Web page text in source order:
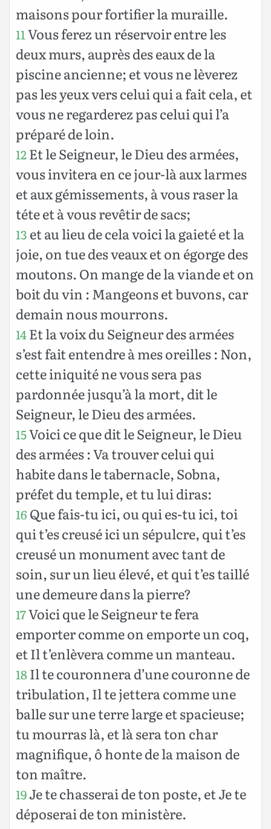
maisons pour fortifier la muraille.
11 Vous ferez un réservoir entre les
deux murs, auprès des eaux de la
piscine ancienne; et vous ne lèverez
pas les yeux vers celui qui a fait cela, et
vous ne regarderez pas celui qui l’a
préparé de loin.
12Et le Seigneur, le Dieu des armées,
vous invitera en ce jour-là aux larmes
et aux gémissements, à vous raser la
téte et à vous revêtir de sacs;
13 et au lieu de cela voici la gaieté et la
joie, on tue des veaux et on égorge des
moutons. On mange de la viande et on
boit du vin : Mangeons et buvons, car
demain nous mourrons.
14Et la voix du Seigneur des armées
s’est fait entendre à mes oreilles : Non,
cette iniquité ne vous sera pas
pardonnée jusqu’à la mort, dit le
Seigneur, le Dieu des armées.
15Voici ce que dit le Seigneur, le Dieu
des armées : Va trouver celui qui
habite dans le tabernacle, Sobna,
préfet du temple, et tu lui diras:
16 Que fais-tu ici, ou qui es-tu ici, toi
qui t’es creusé ici un sépulcre, qui t’es
creusé un monument avec tant de
soin, sur un lieu élevé, et qui t’es taillé
une demeure dans la pierre?
17Voici que le Seigneur te fera
emporter comme on emporte un coq,
et Il t’enlèvera comme un manteau.
18Il te couronnera d’une couronne de
tribulation, Il te jettera comme une
balle sur une terre large et spacieuse;
tu mourras là, et là sera ton char
magnifique, ô honte de la maison de
ton maître.
19Je te chasserai de ton poste, et Je te
déposerai de ton ministère.